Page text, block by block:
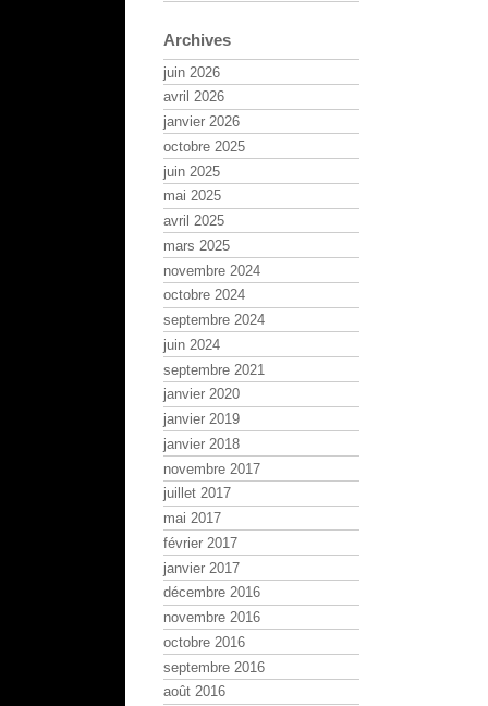
Archives
juin 2026
avril 2026
janvier 2026
octobre 2025
juin 2025
mai 2025
avril 2025
mars 2025
novembre 2024
octobre 2024
septembre 2024
juin 2024
septembre 2021
janvier 2020
janvier 2019
janvier 2018
novembre 2017
juillet 2017
mai 2017
février 2017
janvier 2017
décembre 2016
novembre 2016
octobre 2016
septembre 2016
août 2016